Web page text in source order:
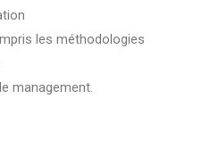
les méthodologies
management.